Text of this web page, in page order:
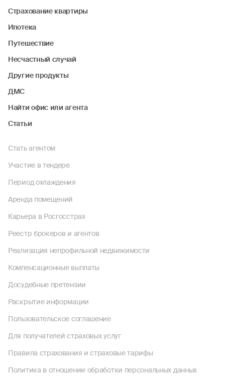
Страхование квартиры
Ипотека
Путешествие
Несчастный случай
Другие продукты
ДМС
Найти офис или агента
Статьи
Стать агентом
Участие в тендере
Период охлаждения
Аренда помещений
Карьера в Росгосстрах
Реестр брокеров и агентов
Реализация непрофильной недвижимости
Компенсационные выплаты
Досудебные претензии
Раскрытие информации
Пользовательское соглашение
Для получателей страховых услуг
Правила страхования и страховые тарифы
Политика в отношении обработки персональных данных